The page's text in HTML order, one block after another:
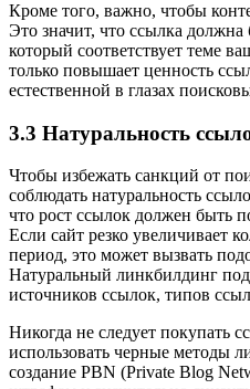
Кроме того, важно, чтобы
Это значит, что ссылка должна
который соответствует теме
только повышает ценность
естественной в глазах
3.3 Натуральность
Чтобы избежать санкций от
соблюдать натуральность
что рост ссылок должен быть
Если сайт резко увеличивает
период, это может вызвать
Натуральный линкбилдинг
источников ссылок, типов
Никогда не следует покупать
использовать черные методы
создание PBN (Private Blog